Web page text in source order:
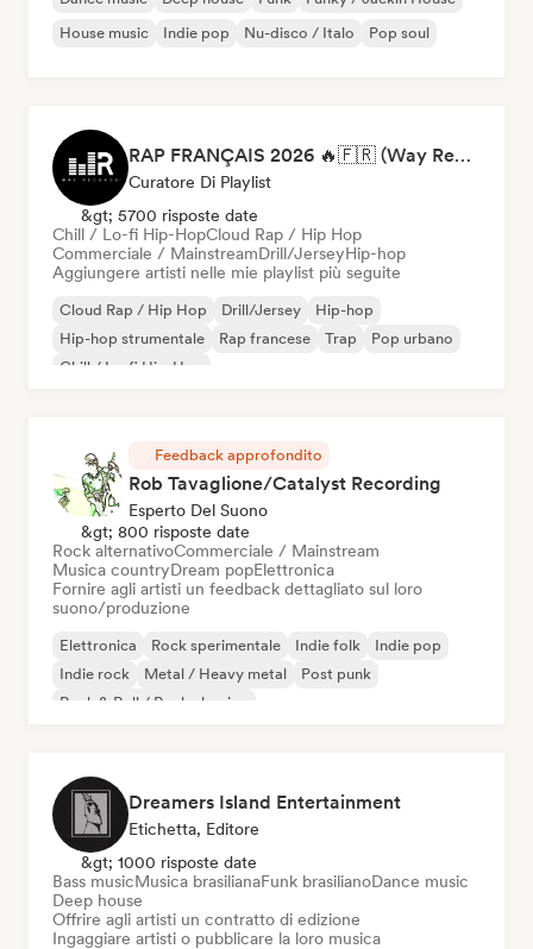
House music
Indie pop Nu-disco / Italo Pop soul
RAP FRANÇAIS 2026 🔥🇫🇷 (Way Records)
Curatore Di Playlist
&gt; 5700 risposte date
Chill / Lo-fi Hip-HopCloud Rap / Hip Hop
Commerciale / MainstreamDrill/JerseyHip-hop
Aggiungere artisti nelle mie playlist più seguite
Cloud Rap / Hip Hop Drill/Jersey
Hip-hop
Hip-hop strumentale
Rap francese Trap
Pop urbano
Chill / Lo-fi Hip-Hop
Feedback approfondito
Rob Tavaglione/Catalyst Recording
Esperto Del Suono
&gt; 800 risposte date
Rock alternativoCommerciale / Mainstream
Musica countryDream popElettronica
Fornire agli artisti un feedback dettagliato sul loro
suono/produzione
Elettronica Rock sperimentale Indie folk
Indie pop
Indie rock
Metal / Heavy metal
Post punk
Rock & Roll / Rock classico
Dreamers Island Entertainment
Etichetta, Editore
&gt; 1000 risposte date
Bass musicMusica brasilianaFunk brasilianoDance music
Deep house
Offrire agli artisti un contratto di edizione
Ingaggiare artisti o pubblicare la loro musica